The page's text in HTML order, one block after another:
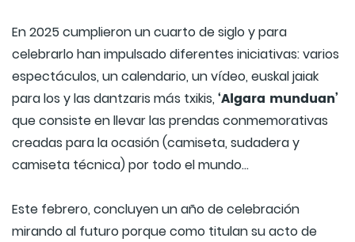
En 2025 cumplieron un cuarto de siglo y para
celebrarlo han impulsado diferentes iniciativas: varios
espectáculos, un calendario, un vídeo, euskal jaiak
para los y las dantzaris más txikis, ‘Algara munduan’
que consiste en llevar las prendas conmemorativas
creadas para la ocasión (camiseta, sudadera y
camiseta técnica) por todo el mundo…
Este febrero, concluyen un año de celebración
mirando al futuro porque como titulan su acto de